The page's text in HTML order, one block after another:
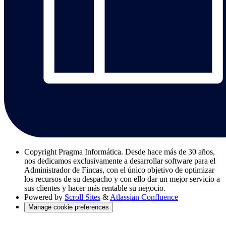
Copyright Pragma Informática. Desde hace más de 30 años,
nos dedicamos exclusivamente a desarrollar software para el
Administrador de Fincas, con el único objetivo de optimizar
los recursos de su despacho y con ello dar un mejor servicio a
sus clientes y hacer más rentable su negocio.
Powered by Scroll Sites & Atlassian Confluence
Manage cookie preferences